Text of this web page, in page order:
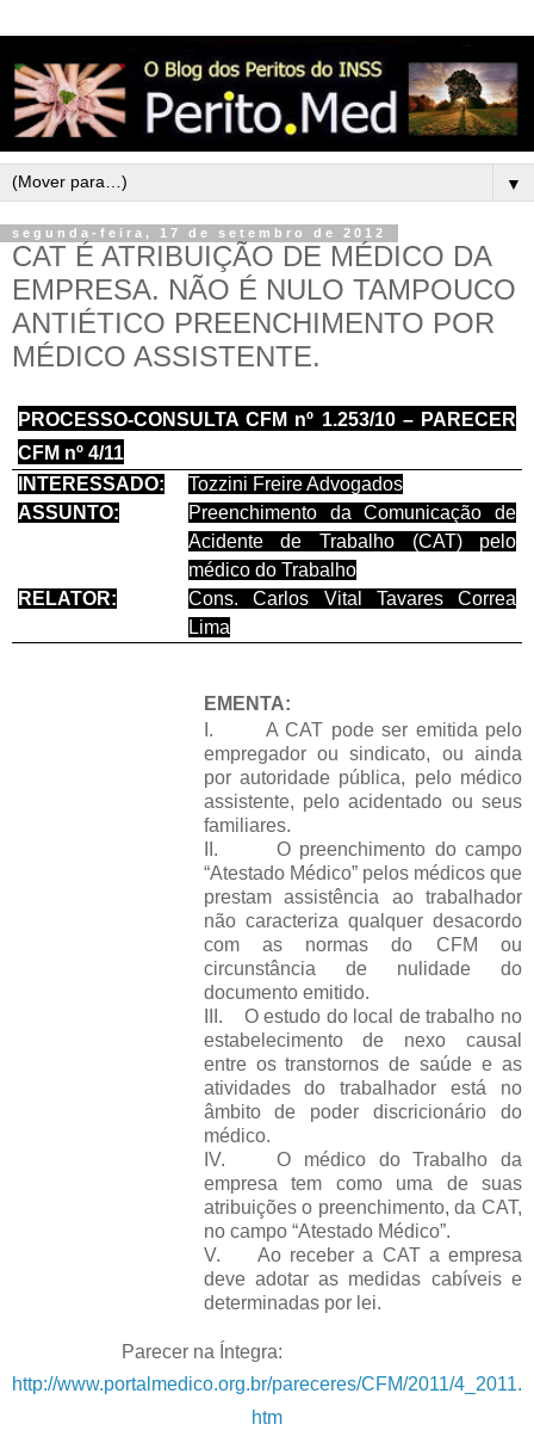
▼
segunda-feira, 17 de setembro de 2012
CAT É ATRIBUIÇÃO DE MÉDICO DA
EMPRESA. NÃO É NULO TAMPOUCO
ANTIÉTICO PREENCHIMENTO POR
MÉDICO ASSISTENTE.
PROCESSO-CONSULTA CFM nº 1.253/10– PARECER
CFM nº 4/11
INTERESSADO:
Tozzini Freire Advogados
ASSUNTO:
Preenchimento da Comunicação de
Acidente de Trabalho (CAT) pelo
médico do Trabalho
RELATOR:
Cons. Carlos Vital Tavares Correa
Lima
EMENTA:
I.
A CAT pode ser emitida pelo
empregador ou sindicato, ou ainda
por autoridade pública, pelo médico
assistente, pelo acidentado ou seus
familiares.
II.
O preenchimento do campo
“Atestado Médico” pelos médicos que
prestam assistência ao trabalhador
não caracteriza qualquer desacordo
com as normas do CFM ou
circunstância de nulidade do
documento emitido.
III.
O estudo do local de trabalho no
estabelecimento de nexo causal
entre os transtornos de saúde e as
atividades do trabalhador está no
âmbito de poder discricionário do
médico.
IV.
O médico do Trabalho da
empresa tem como uma de suas
atribuições o preenchimento, da CAT,
no campo “Atestado Médico”.
V.
Ao receber a CAT a empresa
deve adotar as medidas cabíveis e
determinadas por lei.
Parecer na Íntegra:
http://www.portalmedico.org.br/pareceres/CFM/2011/4_2011.
htm